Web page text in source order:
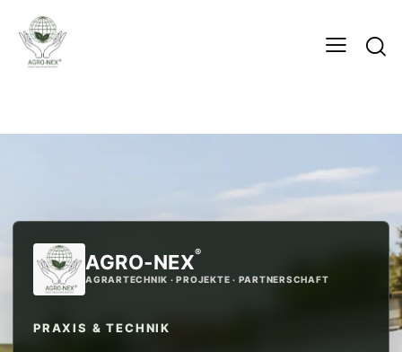
AGRO‑NEX®
AGRARTECHNIK · PROJEKTE · PARTNERSCHAFT
PRAXIS & TECHNIK